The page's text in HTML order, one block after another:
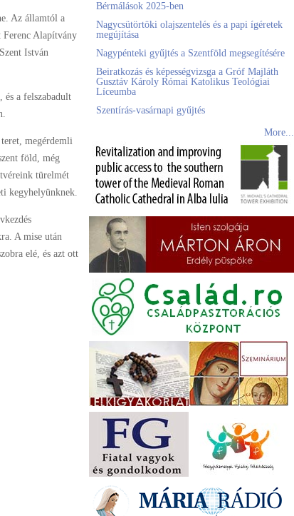
Az államtól a
Ferenc Alapítvány
István
és a felszabadult
megérdemli
föld, még
türelmét
kegyhelyünknek.
A mise után
elé, és azt ott
Bérmálások 2025-ben
Nagycsütörtöki olajszentelés és a papi ígéretek
megújítása
Nagypénteki gyűjtés a Szentföld megsegítésére
Beiratkozás és képességvizsga a Gróf Majláth
Gusztáv Károly Római Katolikus Teológiai
Líceumba
Szentírás-vasárnapi gyűjtés
More...